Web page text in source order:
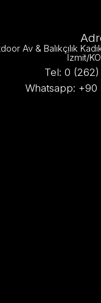
Av & Balıkçılık
İzmit/
Tel: 0
Whatsapp: +90